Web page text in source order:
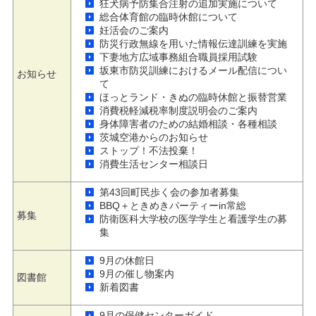
お知らせ
狂犬病予防集合注射の追加実施について
総合体育館の臨時休館について
妊活会のご案内
防災行政無線を用いた情報伝達訓練を実施
下妻地方広域事務組合職員採用試験
坂東市防災訓練におけるメール配信につい
て
ほっとランド・きぬの臨時休館と振替営業
消費税軽減税率制度説明会のご案内
身体障害者のための結婚相談・各種相談
茨城空港からのお知らせ
ストップ！不法投棄！
消費生活センター相談日
募集
第43回町民歩く会の参加者募集
BBQ＋ときめきパーティーin常総
防衛医科大学校の医学学生と看護学生の募
集
図書館
9月の休館日
9月の催し物案内
新着図書